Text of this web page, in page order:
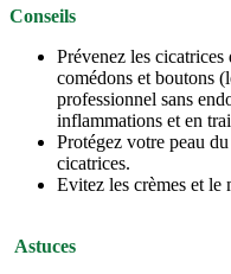
Conseils
Prévenez les cicatrices
comédons et boutons
professionnel sans
inflammations et en
Protégez votre peau
cicatrices.
Evitez les crèmes et le
Astuces